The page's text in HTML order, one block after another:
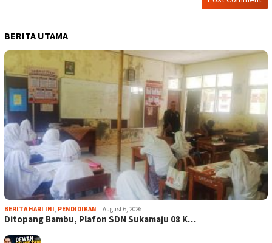
BERITA UTAMA
BERITA HARI INI, PENDIDIKAN August 6, 2026
Ditopang Bambu, Plafon SDN Sukamaju 08 K…